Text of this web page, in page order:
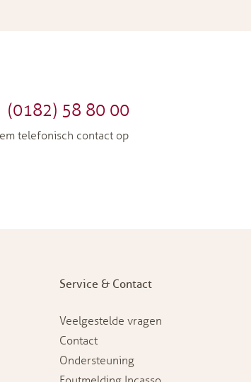
(0182) 58 80 00
telefonisch contact op
Service & Contact
Veelgestelde vragen
Contact
Ondersteuning